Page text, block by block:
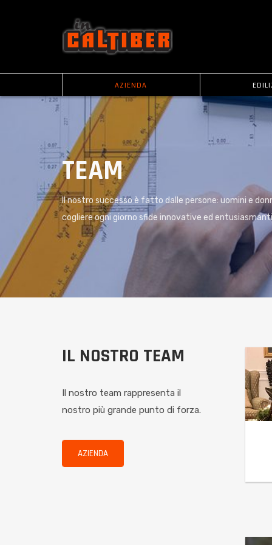
AZIENDA
TEAM
Il nostro successo è fatto dalle persone: uomini e
cogliere ogni giorno sfide innovative ed
IL NOSTRO TEAM
Il nostro team rappresenta il
nostro più grande punto di forza.
AZIENDA